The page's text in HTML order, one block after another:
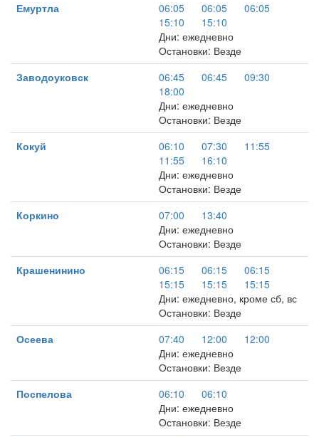
Емуртла
06:05 06:05
06:05
15:10
15:10
Дни: ежедневно
Остановки: Везде
Заводоуковск
06:45 06:45
09:30
18:00
Дни: ежедневно
Остановки: Везде
Кокуй
06:10 07:30
11:55
11:55
16:10
Дни: ежедневно
Остановки: Везде
Коркино
07:00
13:40
Дни: ежедневно
Остановки: Везде
Крашенинино
06:15 06:15
06:15
15:15
15:15
15:15
Дни: ежедневно, кроме сб, вс
Остановки: Везде
Осеева
07:40 12:00
12:00
Дни: ежедневно
Остановки: Везде
Поспелова
06:10
06:10
Дни: ежедневно
Остановки: Везде